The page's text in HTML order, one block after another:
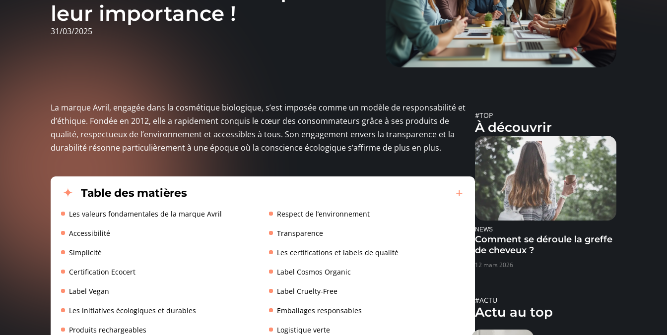
leur importance !
31/03/2025
La marque Avril, engagée dans la cosmétique biologique, s’est imposée comme un modèle de responsabilité et
d’éthique. Fondée en 2012, elle a rapidement conquis le cœur des consommateurs grâce à ses produits de
qualité, respectueux de l’environnement et accessibles à tous. Son engagement envers la transparence et la
durabilité résonne particulièrement à une époque où la conscience écologique s’affirme de plus en plus.
Table des matières
Les valeurs fondamentales de la marque Avril Respect de l’environnement
Accessibilité Transparence
Simplicité Les certifications et labels de qualité
Certification Ecocert Label Cosmos Organic
Label Vegan Label Cruelty-Free
Les initiatives écologiques et durables Emballages responsables
Produits rechargeables Logistique verte
#TOP
À découvrir
NEWS
Comment se déroule la greffe
de cheveux ?
12 mars 2026
#ACTU
Actu au top